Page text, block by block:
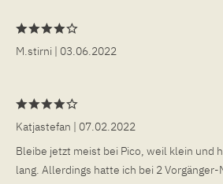
M.stirni | 03.06.2022
Katjastefan | 07.02.2022
Bleibe jetzt meist bei Pico, weil klein und
lang. Allerdings hatte ich bei 2